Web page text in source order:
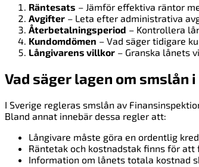
Räntesats – Jämför effektiva räntor
Avgifter – Leta efter administrativa
Återbetalningsperiod – Kontrollera
Kundomdömen – Vad säger tidigare
Långivarens villkor – Granska lånets
Vad säger lagen om smslån
I Sverige regleras smslån av
Bland annat innebär dessa regler att:
Långivare måste göra en ordentlig
Räntetak och kostnadstak finns för
Information om lånets totala kostnad